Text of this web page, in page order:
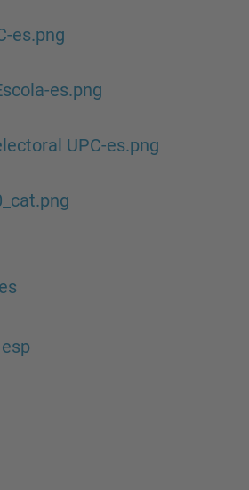
es.png
es.png
UPC-es.png